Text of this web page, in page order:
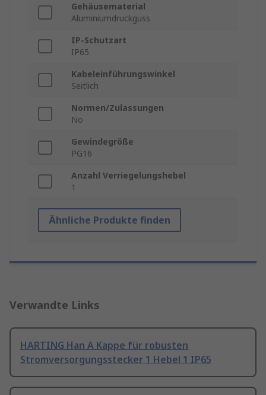
Gehäusematerial
Aluminiumdruckguss
IP-Schutzart
IP65
Kabeleinführungswinkel
Seitlich
Normen/Zulassungen
No
Gewindegröße
PG16
Anzahl Verriegelungshebel
1
Ähnliche Produkte finden
Verwandte Links
HARTING Han A Kappe für robusten
Stromversorgungsstecker 1 Hebel 1 IP65